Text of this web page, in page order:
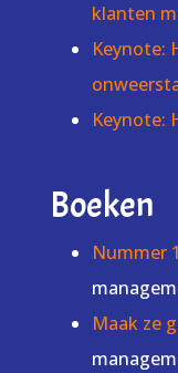
klanten
Keynote:
Keynote:
Boeken
Nummer 1
Maak ze